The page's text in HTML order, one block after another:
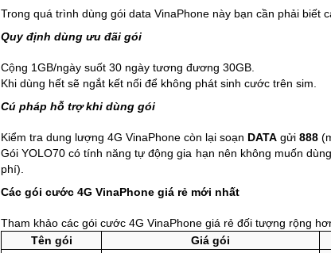
Trong quá trình dùng gói data VinaPhone này bạn cần phải biết
Quy định dùng ưu đãi gói
Cộng 1GB/ngày suốt 30 ngày tương đương 30GB.
Khi dùng hết sẽ ngắt kết nối để không phát sinh cước trên sim.
Cú pháp hỗ trợ khi dùng gói
Kiểm tra dung lượng 4G VinaPhone còn lại soạn DATA gửi 888
Gói YOLO70 có tính năng tự động gia hạn nên không muốn
phí).
Các gói cước 4G VinaPhone giá rẻ mới nhất
Tham khảo các gói cước 4G VinaPhone giá rẻ đối tượng rộng
Tên gói
Giá gói